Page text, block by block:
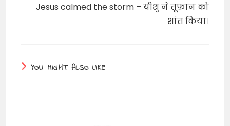
Jesus calmed the storm – यीशु ने तूफ़ान को
शांत किया।
YOU MIGHT ALSO LIKE